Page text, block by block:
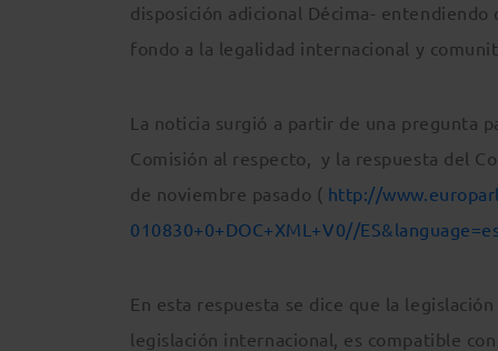
disposición adicional Décima-
fondo a la legalidad internacional y
La noticia surgió a partir de una pregunta
Comisión al respecto, y la respuesta del
de noviembre pasado ( http://
010830+0+DOC+XML+V0//
En esta respuesta se dice que la
legislación internacional, es compatible